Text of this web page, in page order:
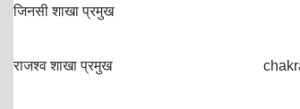
जिनसी शाखा प्रमुख
राजश्व शाखा प्रमुख